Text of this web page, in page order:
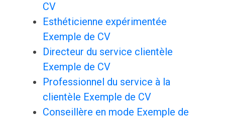
CV
Esthéticienne expérimentée
Exemple de CV
Directeur du service clientèle
Exemple de CV
Professionnel du service à la
clientèle Exemple de CV
Conseillère en mode Exemple de